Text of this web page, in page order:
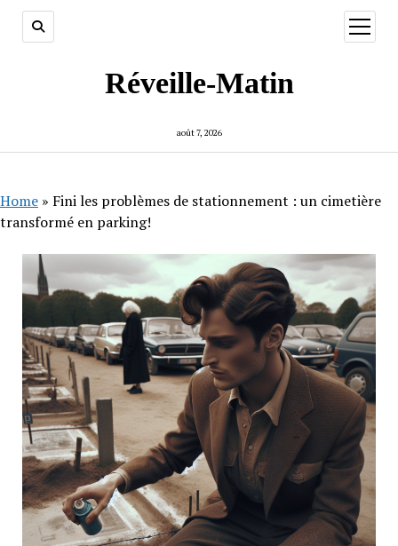
Réveille-Matin
août 7, 2026
ouvrir
menu
Home » Fini les problèmes de stationnement : un cimetière
transformé en parking!